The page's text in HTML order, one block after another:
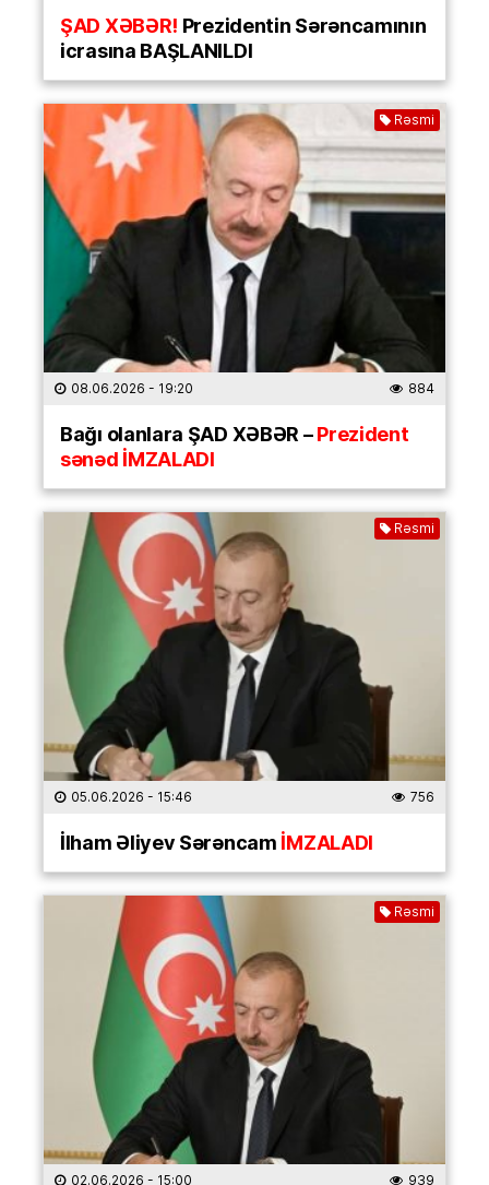
ŞAD XƏBƏR! Prezidentin Sərəncamının
icrasına BAŞLANILDI
Rəsmi
08.06.2026 - 19:20 884
Bağı olanlara ŞAD XƏBƏR –Prezident
sənəd İMZALADI
Rəsmi
05.06.2026 - 15:46 756
İlham Əliyev SərəncamİMZALADI
Rəsmi
02.06.2026 - 15:00 939